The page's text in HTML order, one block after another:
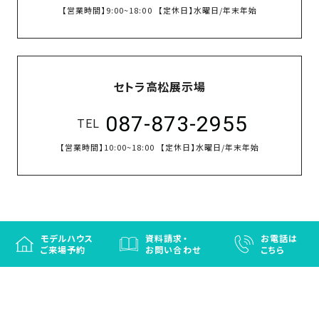
モデルハウス
ご来場予約
資料請求・
お問い合わせ
お電話は
こちら
【営業時間】 9:00~18:00 【定休日】水曜日/年末年始
セトラ高松展示場
TEL 087-873-2955
【営業時間】 10:00~18:00 【定休日】水曜日/年末年始